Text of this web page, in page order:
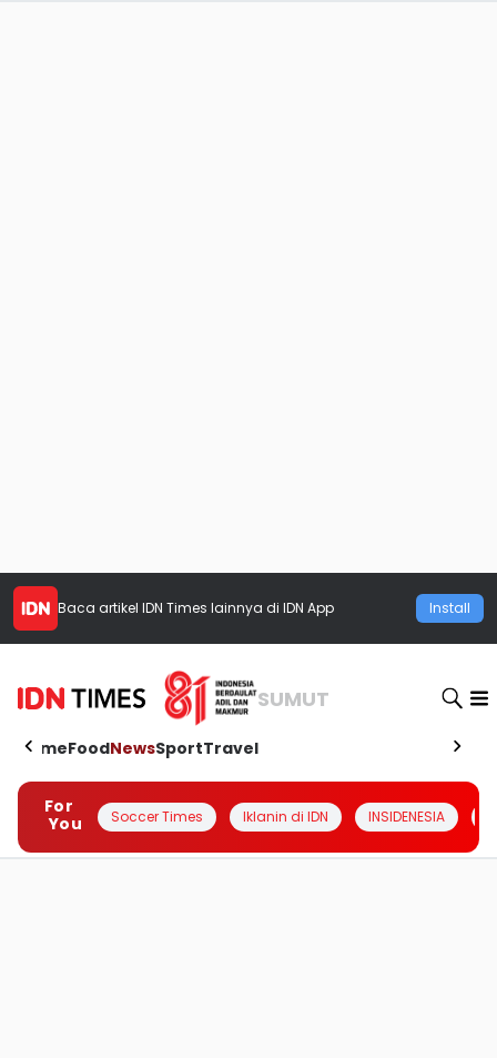
Baca artikel IDN Times lainnya di IDN App Install
SUMUT
HomeFoodNewsSportTravel
For
You
Soccer Times Iklanin di IDN INSIDENESIA